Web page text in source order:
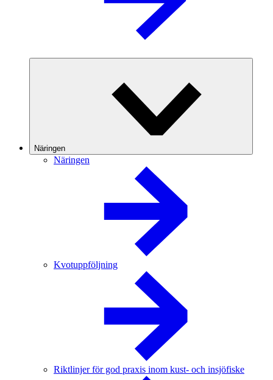
Näringen
Näringen
Kvotuppföljning
Riktlinjer för god praxis inom kust- och insjöfiske